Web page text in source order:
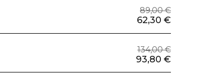
89,00 €
62,30 €
134,00 €
93,80 €